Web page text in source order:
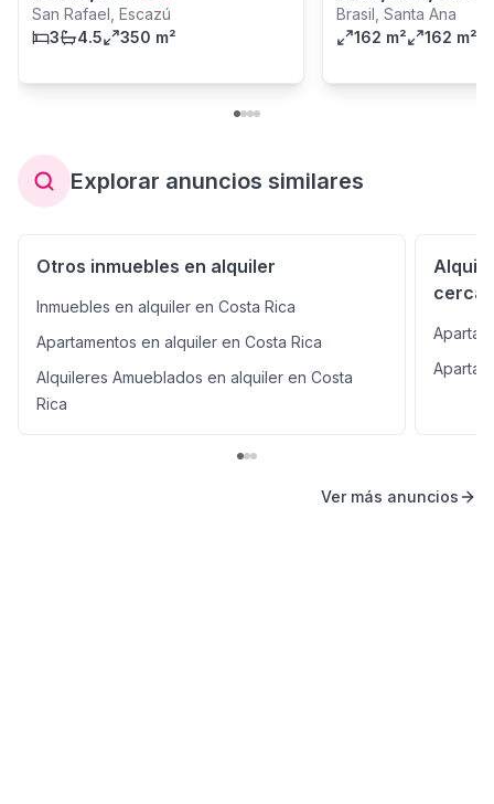
San Rafael, Escazú
3
4.5 350 m²
Brasil, Santa Ana
162 m²
162 m²
Explorar anuncios similares
Otros inmuebles en alquiler
Inmuebles en alquiler en Costa Rica
Apartamentos en alquiler en Costa Rica
Alquileres Amueblados en alquiler en Costa
Rica
Ver más anuncios